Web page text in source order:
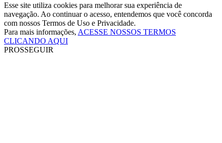
Esse site utiliza cookies para melhorar sua experiência de
navegação. Ao continuar o acesso, entendemos que você concorda
com nossos Termos de Uso e Privacidade.
Para mais informações, ACESSE NOSSOS TERMOS
CLICANDO AQUI
PROSSEGUIR